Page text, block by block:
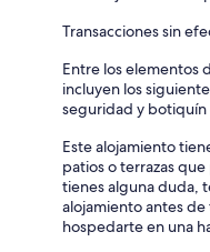
Transacciones sin
Entre los elementos
incluyen los
seguridad y botiquín
Este alojamiento
patios o terrazas
tienes alguna duda,
alojamiento antes
hospedarte en una